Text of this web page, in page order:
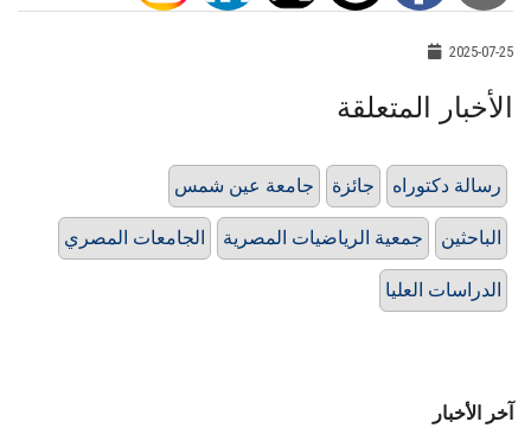
2025-07-25
الأخبار المتعلقة
جامعة عين شمس جائزة رسالة دكتوراه
الجامعات المصري جمعية الرياضيات المصرية الباحثين
الدراسات العليا
آخر الأخبار